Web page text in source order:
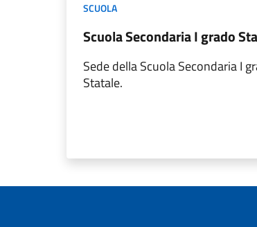
SCUOLA
Scuola Secondaria I grado
Sede della Scuola Secondaria I
Statale.